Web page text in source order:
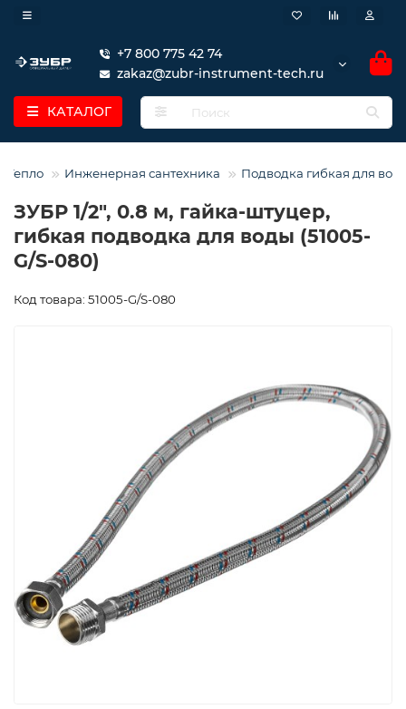
+7 800 775 42 74
zakaz@zubr-instrument-tech.ru
КАТАЛОГ
Тепло Инженерная сантехника Подводка гибкая для
ЗУБР 1/2″, 0.8 м, гайка-штуцер,
гибкая подводка для воды (51005-
G/S-080)
Код товара: 51005-G/S-080